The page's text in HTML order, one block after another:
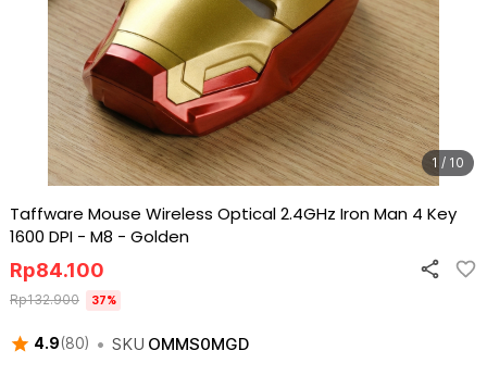
1 / 10
Taffware Mouse Wireless Optical 2.4GHz Iron Man 4 Key
1600 DPI - M8 - Golden
4.9(80) • SKU OMMS0MGD
Rp84.100
Rp132.900 37%